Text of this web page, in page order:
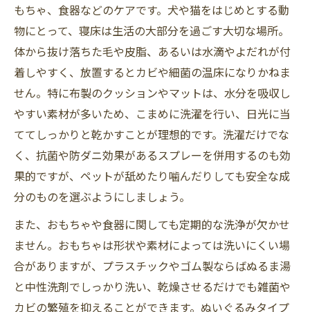
もちゃ、食器などのケアです。犬や猫をはじめとする動
物にとって、寝床は生活の大部分を過ごす大切な場所。
体から抜け落ちた毛や皮脂、あるいは水滴やよだれが付
着しやすく、放置するとカビや細菌の温床になりかねま
せん。特に布製のクッションやマットは、水分を吸収し
やすい素材が多いため、こまめに洗濯を行い、日光に当
ててしっかりと乾かすことが理想的です。洗濯だけでな
く、抗菌や防ダニ効果があるスプレーを併用するのも効
果的ですが、ペットが舐めたり噛んだりしても安全な成
分のものを選ぶようにしましょう。
また、おもちゃや食器に関しても定期的な洗浄が欠かせ
ません。おもちゃは形状や素材によっては洗いにくい場
合がありますが、プラスチックやゴム製ならばぬるま湯
と中性洗剤でしっかり洗い、乾燥させるだけでも雑菌や
カビの繁殖を抑えることができます。ぬいぐるみタイプ